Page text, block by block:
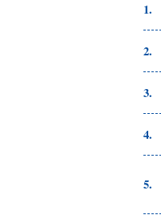
1.
2.
3.
4.
5.